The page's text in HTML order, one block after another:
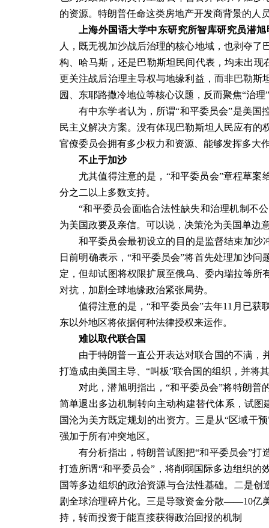
的资源。特朗普任命这类房地产开发商背景的人
上海外国语大学中东研究所智库研究员潜旭
人，既无视加沙战后治理的核心地域，也剥夺
构、哈马斯，还是巴勒斯坦民间代表，均未出
更关注战后治理主导权与地缘利益，而非巴勒
园、东耶路撒冷地位等核心议题，反而聚焦“治理
有中东学者认为，所谓“和平委员会”是美
民主义解决方案。没有体现巴勒斯坦人民应有
官僚委员会拥有多少权力和资源、能够发挥多大
不止于加沙
尤其值得注意的是，“和平委员会”章程草
分之二以上多数支持。
“和平委员会面临合法性缺失和治理机制不
为美国政要及亲信。可以说，决策沦为美国单边
和平委员会最初设立的目的是监督结束加沙
日前明确表示，“和平委员会”将首先处理加沙
定，但却试图将权限扩展至俄乌、委内瑞拉等
对抗，加剧全球地缘政治紧张局势。
值得注意的是，“和平委员会”去年11 月已获
东以外地区将依据何种法律授权来运作。
难以取代联合国
由于特朗普一直公开表达对联合国的不满，
打造成由美国主导、“叫板”联合国的组织，并将
对此，潜旭明指出，“和平委员会”将特朗
简单退出多边机制转向主动构建替代体系，试图
国沦为美方既定规划的出资方。三是从“区域干
强加于所有冲突地区。
有分析指出，特朗普试图把“和平委员会”打
打造所谓“和平委员会”，将削弱国际多边组织
国等多边组织的政治资源与合法性基础。二是
剧全球治理碎片化。三是导致资金分散——10亿
持，转而投资于能直接获得政治回报的机制